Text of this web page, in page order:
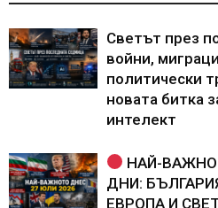
Светът през
войни,
политически
новата битка
интелект
НАЙ-
ДНИ:
ЕВРОПА И